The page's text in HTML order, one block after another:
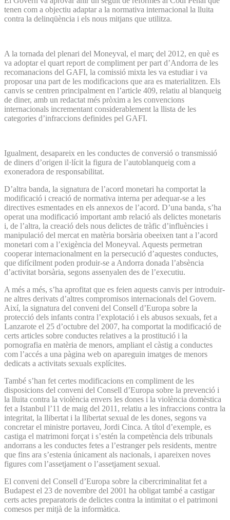
tenen com a objectiu adaptar a la normativa internacional la lluita
contra la delinqüència i els nous mitjans que utilitza.
A la tornada del plenari del Moneyval, el març del 2012, en què es
va adoptar el quart report de compliment per part d’An­dorra de les
recomanacions del GAFI, la comissió mixta les va estudiar i va
proposar una part de les modificacions que ara es materialitzen. Els
canvis se centren principalment en l’article 409, relatiu al blanqueig
de diner, amb un redactat més pròxim a les convencions
internacionals incrementant considerablement la llista de les
categories d’infraccions definides pel GAFI.
Igualment, desapareix en les conductes de conversió o transmissió
de diners d’origen il·lícit la figura de l’autoblanqueig com a
exoneradora de responsabilitat.
D’altra banda, la signatura de l’acord monetari ha comportat la
modificació i creació de normativa interna per adequar-se a les
directives esmentades en els annexos de l’acord. D’una banda, s’ha
operat una modificació important amb relació als delictes monetaris
i, de l’altra, la creació dels nous delictes de tràfic d’influències i
manipulació del mercat en matèria borsària obeeixen tant a l’acord
monetari com a l’exigència del Moneyval. Aquests permetran
cooperar internacionalment en la persecució d’aquestes conductes,
que difícilment poden produir-se a Andorra donada l’absència
d’activitat borsària, segons assenyalen des de l’executiu.
A més a més, s’ha aprofitat que es feien aquests canvis per introduir-
ne altres derivats d’altres compromisos internacionals del Govern.
Així, la signatura del conveni del Consell d’Europa sobre la
protecció dels infants contra l’explotació i els abusos sexuals, fet a
Lanzarote el 25 d’octubre del 2007, ha comportat la modificació de
certs articles sobre conductes relatives a la prostitució i la
pornografia en matèria de menors, ampliant el càstig a conductes
com l’accés a una pàgina web on apareguin imatges de menors
dedicats a activitats sexuals explícites.
També s’han fet certes modificacions en compliment de les
disposicions del conveni del Consell d’Europa sobre la prevenció i
la lluita contra la violència envers les dones i la violència domèstica
fet a Istanbul l’11 de maig del 2011, relatiu a les infraccions contra la
integritat, la llibertat i la llibertat sexual de les dones, segons va
concretar el ministre portaveu, Jordi Cinca. A títol d’exemple, es
castiga el matrimoni forçat i s’estén la competència dels tribunals
andorrans a les conductes fetes a l’estranger pels residents, mentre
que fins ara s’estenia únicament als nacionals, i apareixen noves
figures com l’assetjament o l’assetjament sexual.
El conveni del Consell d’Europa sobre la cibercriminalitat fet a
Budapest el 23 de novembre del 2001 ha obligat també a castigar
certs actes preparatoris de delictes contra la intimitat o el patrimoni
comesos per mitjà de la informàtica.